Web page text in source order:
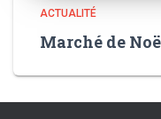
ACTUALITÉ
Marché de